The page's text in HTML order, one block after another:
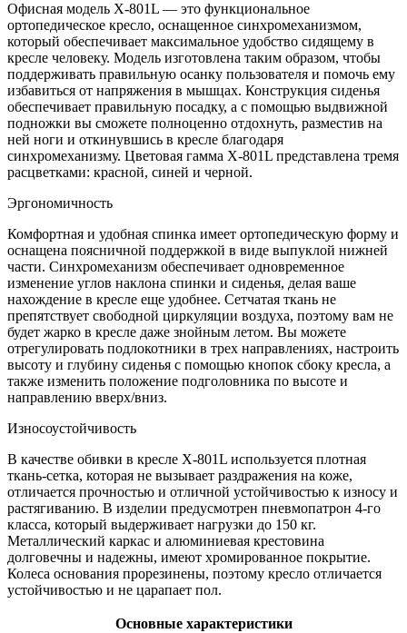
Офисная модель X-801L — это функциональное
ортопедическое кресло, оснащенное синхромеханизмом,
который обеспечивает максимальное удобство сидящему в
кресле человеку. Модель изготовлена таким образом, чтобы
поддерживать правильную осанку пользователя и помочь ему
избавиться от напряжения в мышцах. Конструкция сиденья
обеспечивает правильную посадку, а с помощью выдвижной
подножки вы сможете полноценно отдохнуть, разместив на
ней ноги и откинувшись в кресле благодаря
синхромеханизму. Цветовая гамма X-801L представлена тремя
расцветками: красной, синей и черной.
Эргономичность
Комфортная и удобная спинка имеет ортопедическую форму и
оснащена поясничной поддержкой в виде выпуклой нижней
части. Синхромеханизм обеспечивает одновременное
изменение углов наклона спинки и сиденья, делая ваше
нахождение в кресле еще удобнее. Сетчатая ткань не
препятствует свободной циркуляции воздуха, поэтому вам не
будет жарко в кресле даже знойным летом. Вы можете
отрегулировать подлокотники в трех направлениях, настроить
высоту и глубину сиденья с помощью кнопок сбоку кресла, а
также изменить положение подголовника по высоте и
направлению вверх/вниз.
Износоустойчивость
В качестве обивки в кресле X-801L используется плотная
ткань-сетка, которая не вызывает раздражения на коже,
отличается прочностью и отличной устойчивостью к износу и
растягиванию. В изделии предусмотрен пневмопатрон 4-го
класса, который выдерживает нагрузки до 150 кг.
Металлический каркас и алюминиевая крестовина
долговечны и надежны, имеют хромированное покрытие.
Колеса основания прорезинены, поэтому кресло отличается
устойчивостью и не царапает пол.
Основные характеристики